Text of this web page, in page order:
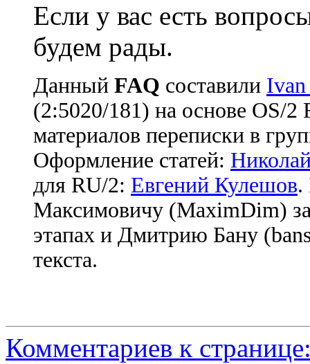
Если у вас есть
будем рады.
Данный FAQ cоставили
(2:5020/181) на основе OS/
материалов переписки в
Оформление статей:
для RU/2: Евгений Кулешов.
Максимовичу (MaximDim)
этапах и Дмитрию Бану
текста.
Комментариев к